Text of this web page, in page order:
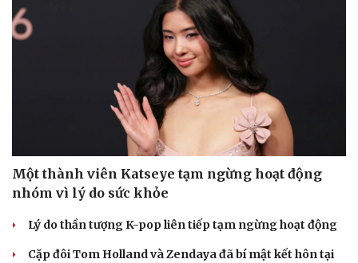
Podcast
Câu chuyện thời sự
Đọc truyện đêm khuya
Kể chuyện cho bé
Một thành viên Katseye tạm ngừng hoạt động
nhóm vì lý do sức khỏe
Lý do thần tượng K-pop liên tiếp tạm ngừng hoạt động
Cặp đôi Tom Holland và Zendaya đã bí mật kết hôn tại